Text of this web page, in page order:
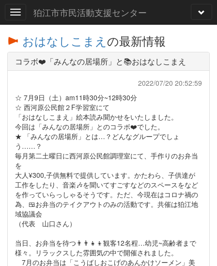
狛江市市民活動支援センター
おはなしこまえ の最新情報
コラボ❤️「みんなの居場所」と📚おはなしこまえ
2022/07/20 20:52:59
☆ 7月9日（土）am11時30分~12時30分
☆ 西河原公民館２F学習室にて
「おはなしこまえ」絵本読み聞かせをいたしました。
今回は「みんなの居場所」とのコラボ❤️でした。
★ 「みんなの居場所」とは…？どんなグループでしょ
う……？
毎月第二土曜日に西河原公民館調理室にて、手作りのお弁当
を
大人¥300,子供無料で提供しています。かたわら、子供達が
工作をしたり、音楽🎶を聞いてすごすなどのスペースをなど
を作っていらっしゃるそうです。ただ、今現在はコロナ禍の
為、🍱お弁当のテイクアウトのみの活動です。共催は狛江地
域協議会
（代表 山口さん）
当日、お弁当を待つ👨‍👨‍👧‍👦観客12名程…幼児~高齢者まで
様々。リラックスした雰囲気の中で開催されました。
7月のお弁当は「こうばしおこげのあんかけソーメン」美